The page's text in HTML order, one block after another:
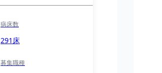
病床数
291床
募集職種